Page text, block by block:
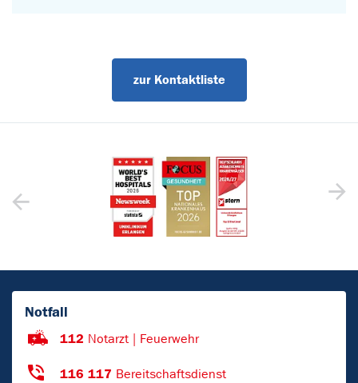
zur Kontaktliste
Notfall
112 Notarzt | Feuerwehr
116 117 Bereitschaftsdienst